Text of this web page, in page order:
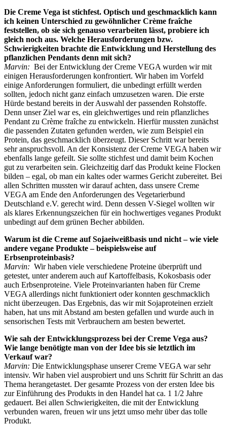
Die Creme Vega ist stichfest. Optisch und geschmacklich kann
ich keinen Unterschied zu gewöhnlicher Crème fraîche
feststellen, ob sie sich genauso verarbeiten lässt, probiere ich
gleich noch aus. Welche Herausforderungen bzw.
Schwierigkeiten brachte die Entwicklung und Herstellung des
pflanzlichen Pendants denn mit sich?
Marvin: Bei der Entwicklung der Creme VEGA wurden wir mit
einigen Herausforderungen konfrontiert. Wir haben im Vorfeld
einige Anforderungen formuliert, die unbedingt erfüllt werden
sollten, jedoch nicht ganz einfach umzusetzen waren. Die erste
Hürde bestand bereits in der Auswahl der passenden Rohstoffe.
Denn unser Ziel war es, ein gleichwertiges und rein pflanzliches
Pendant zu Crème fraîche zu entwickeln. Hierfür mussten zunächst
die passenden Zutaten gefunden werden, wie zum Beispiel ein
Protein, das geschmacklich überzeugt. Dieser Schritt war bereits
sehr anspruchsvoll. An der Konsistenz der Creme VEGA haben wir
ebenfalls lange gefeilt. Sie sollte stichfest und damit beim Kochen
gut zu verarbeiten sein. Gleichzeitig darf das Produkt keine Flocken
bilden – egal, ob man ein kaltes oder warmes Gericht zubereitet. Bei
allen Schritten mussten wir darauf achten, dass unsere Creme
VEGA am Ende den Anforderungen des Vegetarierbund
Deutschland e.V. gerecht wird. Denn dessen V-Siegel wollten wir
als klares Erkennungszeichen für ein hochwertiges veganes Produkt
unbedingt auf dem grünen Becher abbilden.
Warum ist die Creme auf Sojaeiweißbasis und nicht – wie viele
andere vegane Produkte – beispielsweise auf
Erbsenproteinbasis?
Marvin: Wir haben viele verschiedene Proteine überprüft und
getestet, unter anderem auch auf Kartoffelbasis, Kokosbasis oder
auch Erbsenproteine. Viele Proteinvarianten haben für Creme
VEGA allerdings nicht funktioniert oder konnten geschmacklich
nicht überzeugen. Das Ergebnis, das wir mit Sojaproteinen erzielt
haben, hat uns mit Abstand am besten gefallen und wurde auch in
sensorischen Tests mit Verbrauchern am besten bewertet.
Wie sah der Entwicklungsprozess bei der Creme Vega aus?
Wie lange benötigte man von der Idee bis sie letztlich im
Verkauf war?
Marvin: Die Entwicklungsphase unserer Creme VEGA war sehr
intensiv. Wir haben viel ausprobiert und uns Schritt für Schritt an das
Thema herangetastet. Der gesamte Prozess von der ersten Idee bis
zur Einführung des Produkts in den Handel hat ca. 1 1/2 Jahre
gedauert. Bei allen Schwierigkeiten, die mit der Entwicklung
verbunden waren, freuen wir uns jetzt umso mehr über das tolle
Produkt.